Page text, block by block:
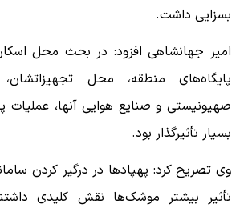
بسزایی داشت.
امیر جهانشاهی افزود: در بحث محل اسکان
پایگاه‌های منطقه، محل تجهیزاتشان،
صهیونیستی و صنایع هوایی آنها، عملیات
بسیار تأثیرگذار بود.
وی تصریح کرد: پهپادها در درگیر کردن
تأثیر بیشتر موشک‌ها نقش کلیدی